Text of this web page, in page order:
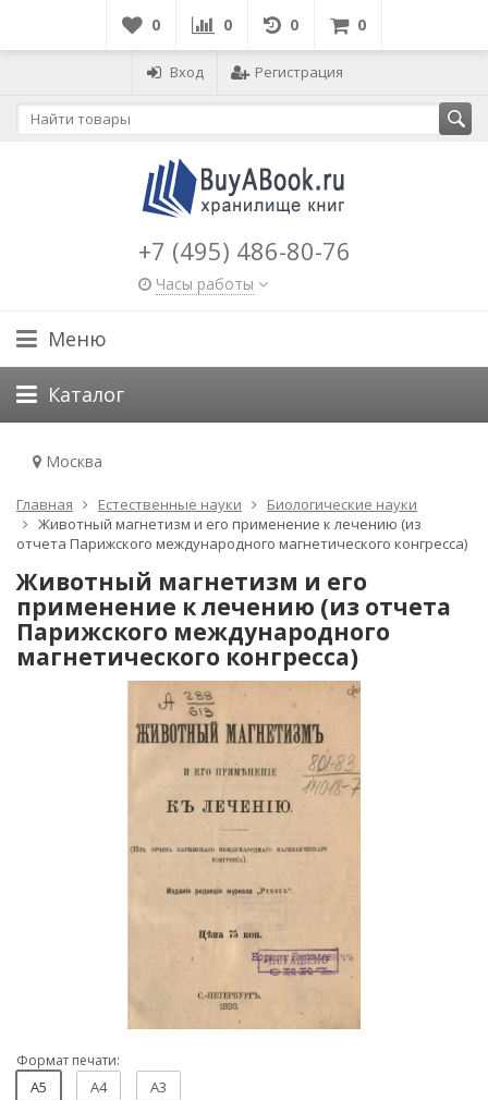
0 0 0 0
Вход Регистрация
+7 (495) 486-80-76
Часы работы
Меню
Каталог
Москва
Главная Естественные науки
Биологические науки
Животный магнетизм и его применение к лечению (из
отчета Парижского международного магнетического конгресса)
Животный магнетизм и его
применение к лечению (из отчета
Парижского международного
магнетического конгресса)
Формат печати:
A5 A4 A3